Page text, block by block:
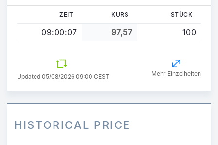
ZEIT KURS STÜCK
09:00:07 97,57 100
Updated 05/08/2026 09:00 CEST Mehr Einzelheiten
HISTORICAL PRICE